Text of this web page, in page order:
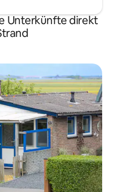
Unterkünfte direkt